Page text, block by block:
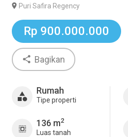
Puri Safira Regency
Rp 900.000.000
Bagikan
Rumah
Tipe properti
136 m2
Luas tanah